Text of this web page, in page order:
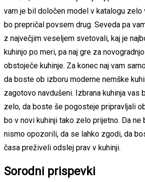
vam je bil določen model v katalogu zelo
bo prepričal povsem drug. Seveda pa
z največjim veseljem svetovali, kaj je
kuhinjo po meri, pa naj gre za
obstoječe kuhinje. Za konec naj vam
da boste ob izboru moderne nemške
zagotovo navdušeni. Izbrana kuhinja vas
zelo, da boste še pogosteje pripravljali
bo v novi kuhinji tako zelo prijetno. Da ne
nismo opozorili, da se lahko zgodi, da
časa preživeli odslej prav v kuhinji.
Sorodni prispevki